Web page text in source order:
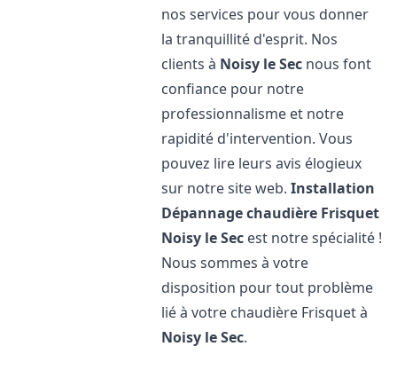
nos services pour vous donner
la tranquillité d'esprit. Nos
clients à Noisy le Sec nous font
confiance pour notre
professionnalisme et notre
rapidité d'intervention. Vous
pouvez lire leurs avis élogieux
sur notre site web.Installation
Dépannage chaudière Frisquet
Noisy le Sec est notre spécialité !
Nous sommes à votre
disposition pour tout problème
lié à votre chaudière Frisquet à
Noisy le Sec.